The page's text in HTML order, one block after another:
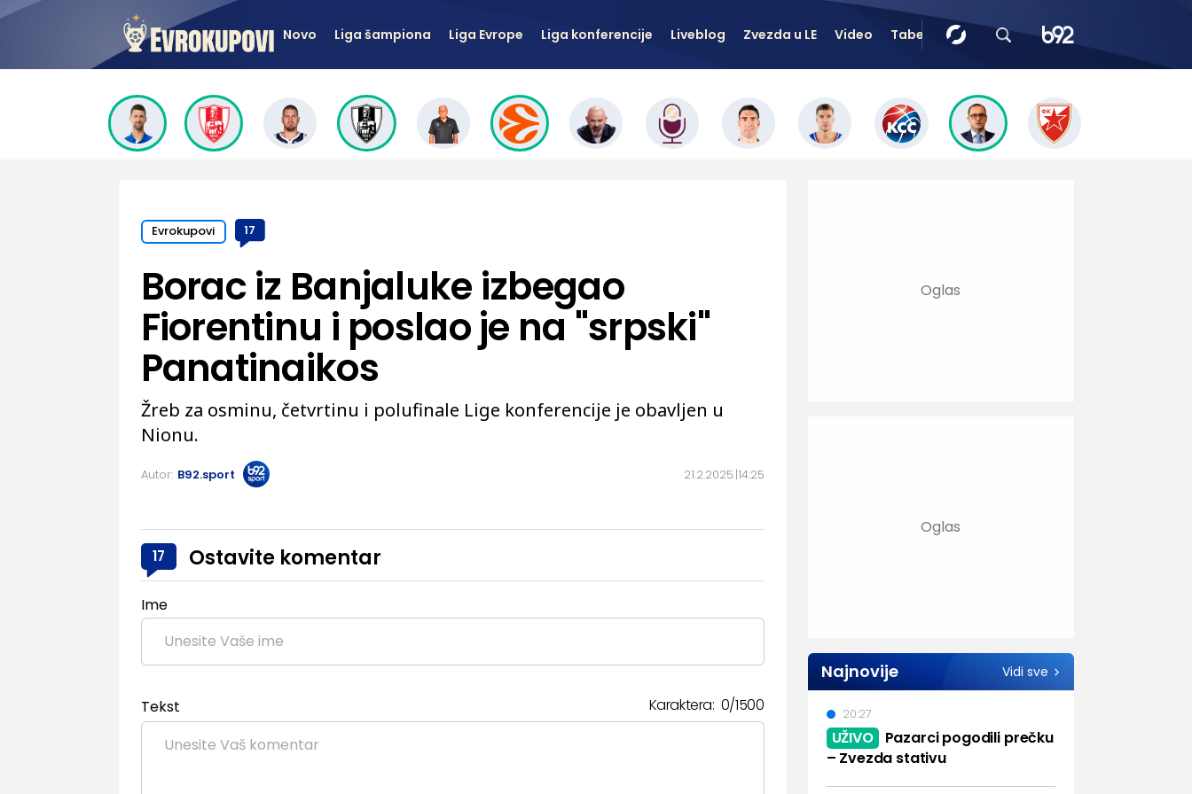
Novo Liga šampiona Liga Evrope Liga konferencije Liveblog Zvezda u LE Video Tabele Tip
Evrokupovi 17
21.2.2025. 14:25
Borac iz Banjaluke izbegao
Fiorentinu i poslao je na "srpski"
Panatinaikos
Žreb za osminu, četvrtinu i polufinale Lige konferencije je obavljen u
Nionu.
Autor: B92.sport
17 Ostavite komentar
Ime
Tekst Karaktera: 0/1500
Najnovije Vidi sve
UŽIVO
Pazarci pogodili prečku
– Zvezda stativu
20:27